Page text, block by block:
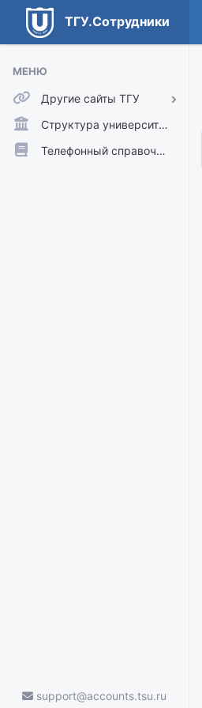
ТГУ.Сотрудники
МЕНЮ
Другие сайты ТГУ
ТГУ.Аккаунты
ТГУ.Расписание
Структура университета
Телефонный справочник
support@accounts.tsu.ru